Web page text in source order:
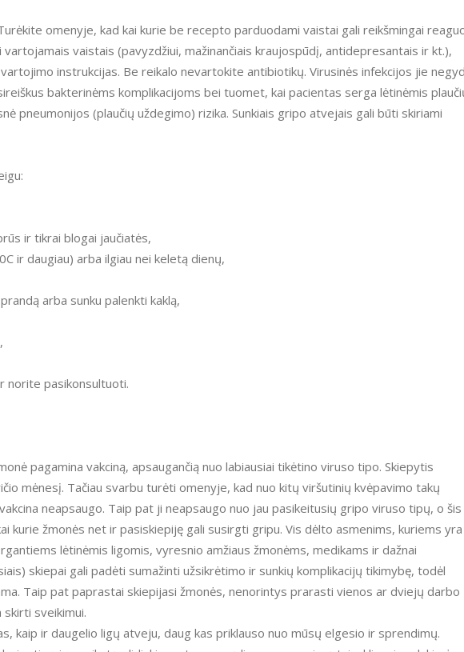
omenyje, kad kai kurie be recepto parduodami vaistai gali reikšmingai
vaistais (pavyzdžiui, mažinančiais kraujospūdį, antidepresantais ir kt.),
instrukcijas. Be reikalo nevartokite antibiotikų. Virusinės infekcijos jie
bakterinėms komplikacijoms bei tuomet, kai pacientas serga lėtinėmis
pneumonijos (plaučių uždegimo) rizika. Sunkiais gripo atvejais gali būti skiriami
ir tikrai blogai jaučiatės,
ir daugiau) arba ilgiau nei keletą dienų,
arba sunku palenkti kaklą,
norite pasikonsultuoti.
pagamina vakciną, apsaugančią nuo labiausiai tikėtino viruso tipo. Skiepytis
mėnesį. Tačiau svarbu turėti omenyje, kad nuo kitų viršutinių kvėpavimo takų
neapsaugo. Taip pat ji neapsaugo nuo jau pasikeitusių gripo viruso tipų, o šis
kurie žmonės net ir pasiskiepiję gali susirgti gripu. Vis dėlto asmenims, kuriems yra
lėtinėmis ligomis, vyresnio amžiaus žmonėms, medikams ir dažnai
skiepai gali padėti sumažinti užsikrėtimo ir sunkių komplikacijų tikimybę, todėl
Taip pat paprastai skiepijasi žmonės, nenorintys prarasti vienos ar dviejų darbo
skirti sveikimui.
kaip ir daugelio ligų atveju, daug kas priklauso nuo mūsų elgesio ir sprendimų.